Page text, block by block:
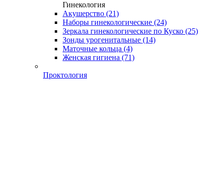
Гинекология
Акушерство (21)
Наборы гинекологические (24)
Зеркала гинекологические по Куско (25)
Зонды урогенитальные (14)
Маточные кольца (4)
Женская гигиена (71)
Проктология